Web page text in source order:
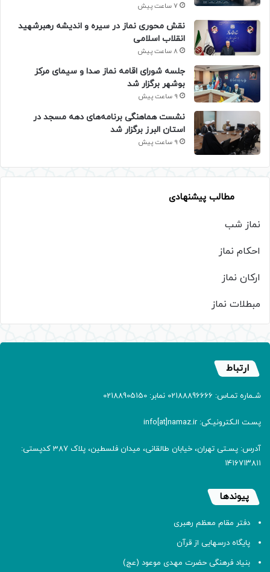
7 ساعت پیش
نقش محوری نماز در سیره و اندیشه رهبرشهید
انقلاب اسلامی
8 ساعت پیش
جلسه شورای اقامه نماز صدا و سیمای مرکز
بوشهر برگزار شد
9 ساعت پیش
نشست هماهنگی برنامه‌های دهه مسجد در
استان البرز برگزار شد
9 ساعت پیش
مطالب پیشنهادی
نماز شب
احکام نماز
ارکان نماز
مبطلات نماز
ارتباط
شـماره تمـاس: 02188896666 نمابر: 02188905150
پسـت الـکترونیـکی: info[at]namaz.ir
آدرس: پسـتی تهران، خیابان طالقانی، میدان فلسطین، پلاک 387 کدپستی:
۱۴۱۶۷۱۳۸۱۱
پیوندها
دفتر مقام معظم رهبری
پایگاه درسهایی از قرآن
بنیاد فرهنگی حضرت مهدی موعود (عج)